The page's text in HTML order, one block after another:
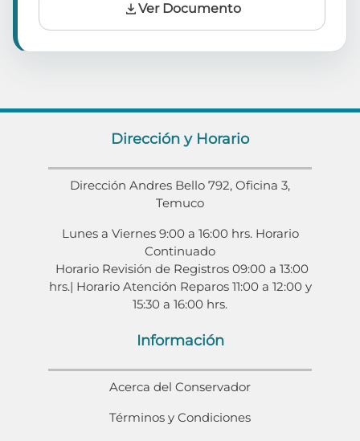
Ver Documento
Dirección y Horario
Dirección Andres Bello 792, Oficina 3,
Temuco
Lunes a Viernes 9:00 a 16:00 hrs. Horario
Continuado
Horario Revisión de Registros 09:00 a 13:00
hrs.| Horario Atención Reparos 11:00 a 12:00 y
15:30 a 16:00 hrs.
Información
Acerca del Conservador
Términos y Condiciones